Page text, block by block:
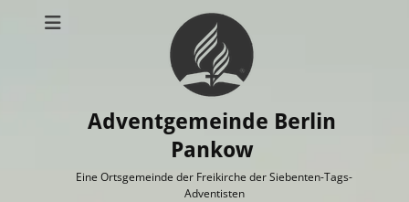
Adventgemeinde Berlin
Pankow
Eine Ortsgemeinde der Freikirche der Siebenten-Tags-
Adventisten